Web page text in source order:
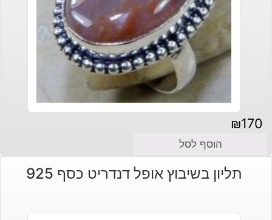
₪170
הוסף לסל
תליון בשיבוץ אופל דנדריט כסף 925